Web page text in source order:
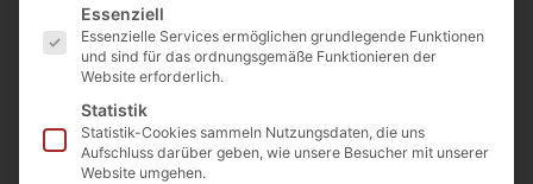
€224 (inkl. MwSt.)
Preis / Tonne ab Lager
€214 (inkl. MwSt.)
Es folgt eine Liste der Service-Gruppen, für die eine
Essenziell
Essenzielle Services ermöglichen grundlegende Funktionen
und sind für das ordnungsgemäße Funktionieren der
Website erforderlich.
Statistik
Statistik-Cookies sammeln Nutzungsdaten, die uns
Aufschluss darüber geben, wie unsere Besucher mit unserer
Website umgehen.